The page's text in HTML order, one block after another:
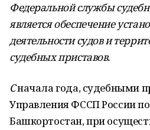
Федеральной службы
является обеспечение
деятельности судов и
судебных приставов.
Сначала года, судебными
Управления ФССП России
Башкортостан, при